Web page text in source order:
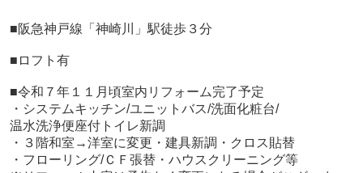
■阪急神戸線「神崎川」駅徒歩３分
■ロフト有
■令和７年１１月頃室内リフォーム完了予定
・システムキッチン/ユニットバス/洗面化粧台/
温水洗浄便座付トイレ新調
・３階和室→洋室に変更・建具新調・クロス貼替
・フローリング/ＣＦ張替・ハウスクリーニング等